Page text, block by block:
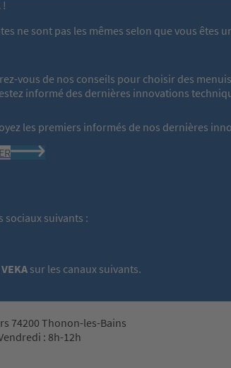
ne sont pas les mêmes selon que vous
vous de nos conseils pour choisir des
informé des dernières innovations
les premiers informés de nos dernières
sociaux suivants :
sur les canaux suivants.
74200 Thonon-les-Bains
: 8h-12h